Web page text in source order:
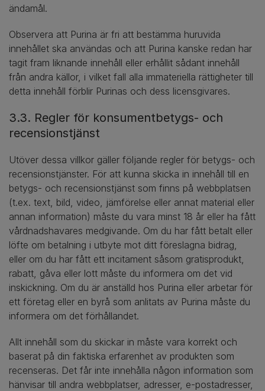
ändamål.
Observera att Purina är fri att bestämma huruvida
innehållet ska användas och att Purina kanske redan har
tagit fram liknande innehåll eller erhållit sådant innehåll
från andra källor, i vilket fall alla immateriella rättigheter till
detta innehåll förblir Purinas och dess licensgivares.
3.3. Regler för konsumentbetygs- och
recensionstjänst
Utöver dessa villkor gäller följande regler för betygs- och
recensionstjänster. För att kunna skicka in innehåll till en
betygs- och recensionstjänst som finns på webbplatsen
(t.ex. text, bild, video, jämförelse eller annat material eller
annan information) måste du vara minst 18 år eller ha fått
vårdnadshavares medgivande. Om du har fått betalt eller
löfte om betalning i utbyte mot ditt föreslagna bidrag,
eller om du har fått ett incitament såsom gratisprodukt,
rabatt, gåva eller lott måste du informera om det vid
inskickning. Om du är anställd hos Purina eller arbetar för
ett företag eller en byrå som anlitats av Purina måste du
informera om det förhållandet.
Allt innehåll som du skickar in måste vara korrekt och
baserat på din faktiska erfarenhet av produkten som
recenseras. Det får inte innehålla någon information som
hänvisar till andra webbplatser, adresser, e-postadresser,